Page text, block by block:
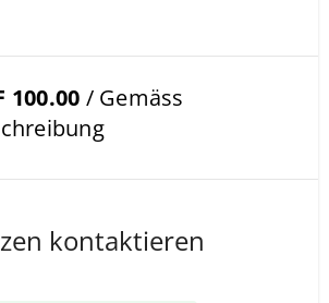
100.00 / Gemäss
kontaktieren